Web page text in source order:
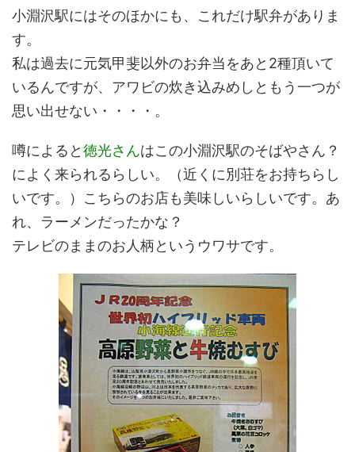
小淵沢駅にはそのほかにも、これだけ駅弁がありま
す。
私は過去に元気甲斐以外のお弁当をあと2種頂いて
いるんですが、アワビの炊き込みめしともう一つが
思い出せない・・・・。
噂によると徳光さんはこの小淵沢駅のそばやさん？
によく来られるらしい。（近くに別荘をお持ちらし
いです。）こちらのお店も美味しいらしいです。あ
れ、ラーメンだったかな？
テレビのままのお人柄というウワサです。